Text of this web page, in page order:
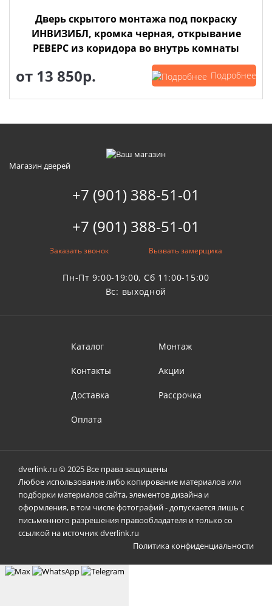
Дверь скрытого монтажа под покраску
ИНВИЗИБЛ, кромка черная, открывание
РЕВЕРС из коридора во внутрь комнаты
от 13 850р. Подробнее
Магазин дверей
+7 (901) 388-51-01
+7 (901) 388-51-01
Заказать звонок Вызвать замерщика
Пн-Пт 9:00-19:00, Сб 11:00-15:00
Вс: выходной
Каталог
Контакты
Доставка
Оплата
Монтаж
Акции
Рассрочка
dverlink.ru © 2025 Все права защищены
Любое использование либо копирование материалов или
подборки материалов сайта, элементов дизайна и
оформления, в том числе фотографий - допускается лишь с
письменного разрешения правообладателя и только со
ссылкой на источник dverlink.ru
Политика конфиденциальности